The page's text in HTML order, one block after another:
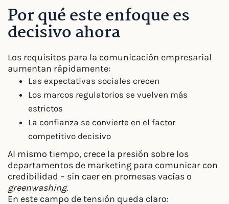
Por qué este enfoque es
decisivo ahora
Los requisitos para la comunicación empresarial
aumentan rápidamente:
Las expectativas sociales crecen
Los marcos regulatorios se vuelven más
estrictos
La confianza se convierte en el factor
competitivo decisivo
Al mismo tiempo, crece la presión sobre los
departamentos de marketing para comunicar con
credibilidad – sin caer en promesas vacías o
greenwashing.
En este campo de tensión queda claro: